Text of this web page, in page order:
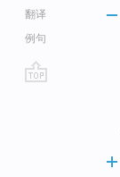
翻译
例句